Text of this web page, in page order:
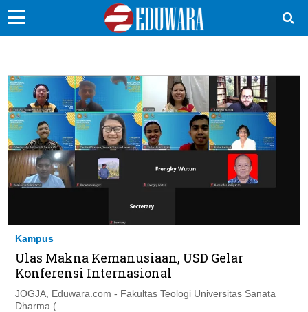
Sekolah Kita
Vokasi
Kampus
Idea
Sains
Ikuti Kami di:
Kampus
Ulas Makna Kemanusiaan, USD Gelar
Konferensi Internasional
JOGJA, Eduwara.com - Fakultas Teologi Universitas Sanata
Dharma (...